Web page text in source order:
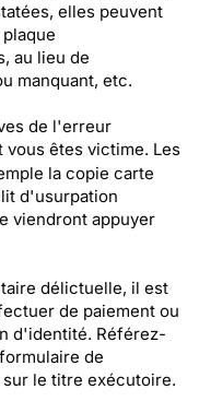
elles peuvent
au lieu de
manquant, etc.
de l'erreur
êtes victime. Les
la copie carte
d'usurpation
viendront appuyer
délictuelle, il est
de paiement ou
d'identité. Référez-
de
le titre exécutoire.